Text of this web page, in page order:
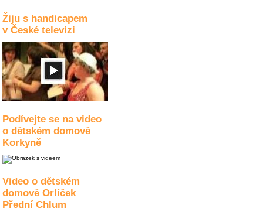
Žiju s handicapem
v České televizi
Podívejte se na video
o dětském domově
Korkyně
Video o dětském
domově Orlíček
Přední Chlum